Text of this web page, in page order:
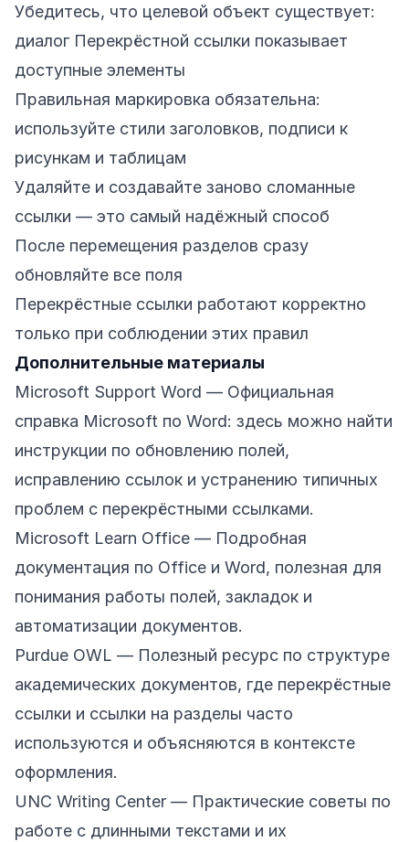
Убедитесь, что целевой объект существует:
диалог Перекрёстной ссылки показывает
доступные элементы
Правильная маркировка обязательна:
используйте стили заголовков, подписи к
рисункам и таблицам
Удаляйте и создавайте заново сломанные
ссылки — это самый надёжный способ
После перемещения разделов сразу
обновляйте все поля
Перекрёстные ссылки работают корректно
только при соблюдении этих правил
Дополнительные материалы
Microsoft Support Word — Официальная
справка Microsoft по Word: здесь можно найти
инструкции по обновлению полей,
исправлению ссылок и устранению типичных
проблем с перекрёстными ссылками.
Microsoft Learn Office — Подробная
документация по Office и Word, полезная для
понимания работы полей, закладок и
автоматизации документов.
Purdue OWL — Полезный ресурс по структуре
академических документов, где перекрёстные
ссылки и ссылки на разделы часто
используются и объясняются в контексте
оформления.
UNC Writing Center — Практические советы по
работе с длинными текстами и их